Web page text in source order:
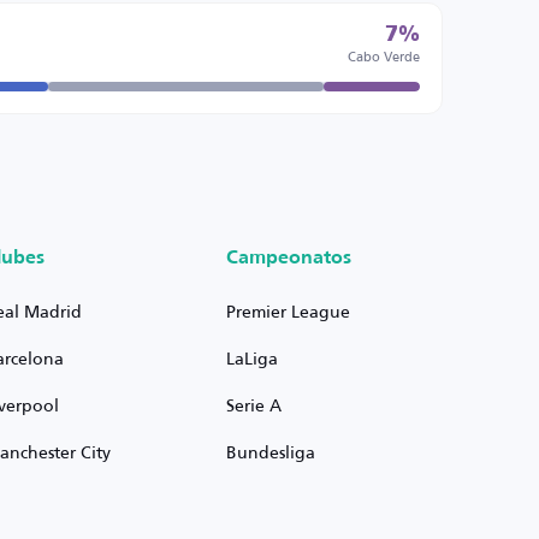
7%
Cabo Verde
Madrid
City
Campeonatos
Premier League
LaLiga
Serie A
Bundesliga